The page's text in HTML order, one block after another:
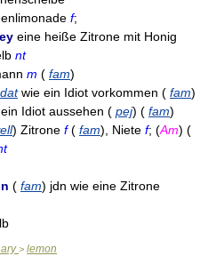
f;
eine heiße Zitrone mit Honig
nt
m ( fam)
datwie ein Idiot vorkommen ( fam)
Idiot aussehen ( pej) ( fam)
) Zitrone f( fam), Niete f; (Am) (
( fam) jdn wie eine Zitrone
> lemon